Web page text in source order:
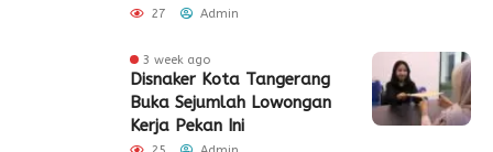
Sasaran
27 Admin
3 week ago
Disnaker Kota Tangerang
Buka Sejumlah Lowongan
Kerja Pekan Ini